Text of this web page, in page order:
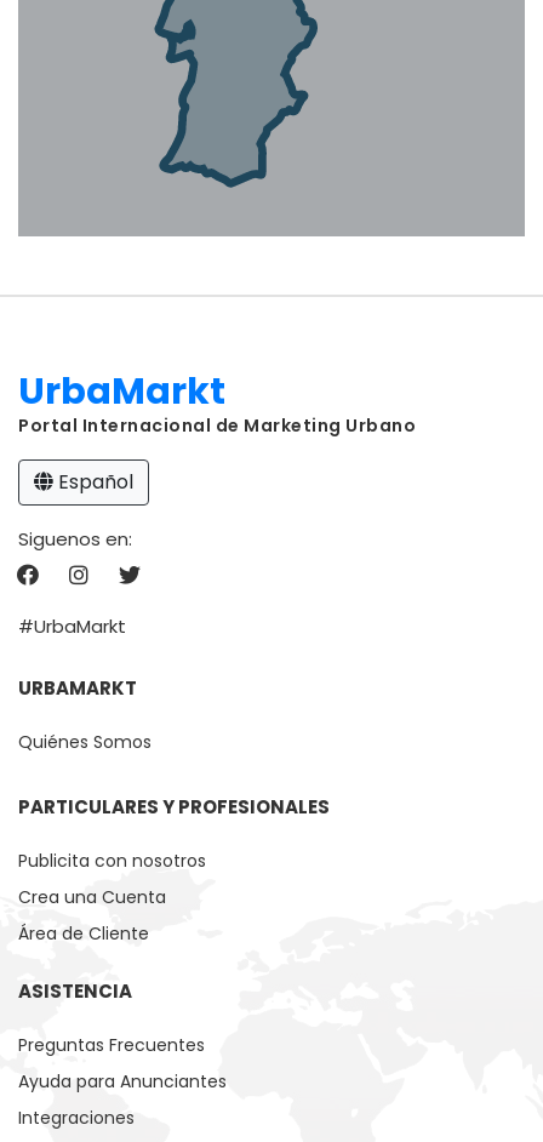
UrbaMarkt
Portal Internacional de Marketing Urbano
Español
Siguenos en:
#UrbaMarkt
URBAMARKT
Quiénes Somos
PARTICULARES Y PROFESIONALES
Publicita con nosotros
Crea una Cuenta
Área de Cliente
ASISTENCIA
Preguntas Frecuentes
Ayuda para Anunciantes
Integraciones